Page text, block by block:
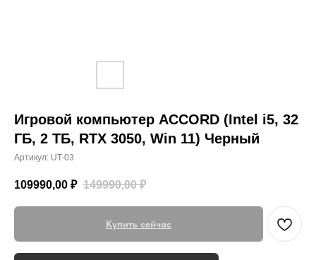
Игровой компьютер ACCORD (Intel i5, 32
ГБ, 2 ТБ, RTX 3050, Win 11) Черный
Артикул: UT-03
109990,00 ₽ 149990,00 ₽
Купить сейчас